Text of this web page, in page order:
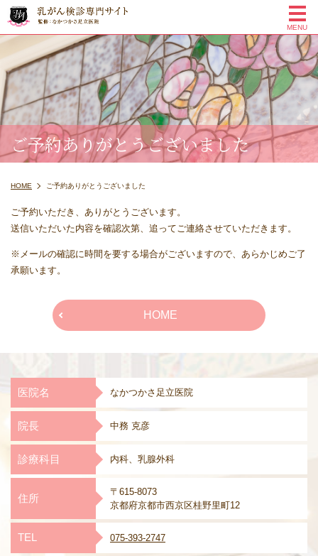
MENU
ご予約ありがとうございました
HOME ご予約ありがとうございました
ご予約いただき、ありがとうございます。
送信いただいた内容を確認次第、追ってご連絡させていただきます。
※メールの確認に時間を要する場合がございますので、あらかじめご了
承願います。
HOME
医院名 なかつかさ足立医院
院長 中務 克彦
診療科目 内科、乳腺外科
住所
〒615-8073
京都府京都市西京区桂野里町12
TEL 075-393-2747